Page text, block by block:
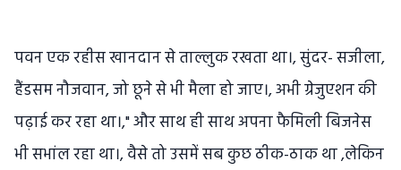
पवन एक रहीस खानदान से ताल्लुक रखता था।, सुंदर- सजीला,
हैंडसम नौजवान, जो छूने से भी मैला हो जाए।, अभी ग्रेजुएशन की
पढ़ाई कर रहा था।," और साथ ही साथ अपना फैमिली बिजनेस
भी सभांल रहा था।, वैसे तो उसमें सब कुछ ठीक-ठाक था ,लेकिन